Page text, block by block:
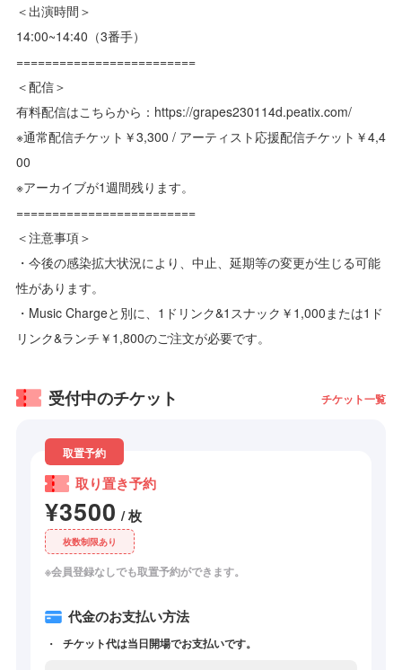
＜出演時間＞
14:00~14:40（3番手）
=========================
＜配信＞
有料配信はこちらから：https://grapes230114d.peatix.com/
※通常配信チケット￥3,300 / アーティスト応援配信チケット￥4,4
00
※アーカイブが1週間残ります。
=========================
＜注意事項＞
・今後の感染拡大状況により、中止、延期等の変更が生じる可能
性があります。
・Music Chargeと別に、1ドリンク&1スナック￥1,000または1ド
リンク&ランチ￥1,800のご注文が必要です。
受付中のチケット チケット一覧
取置予約
取り置き予約
¥3500 / 枚
枚数制限あり
※会員登録なしでも取置予約ができます。
代金のお支払い方法
チケット代は当日開場でお支払いです。